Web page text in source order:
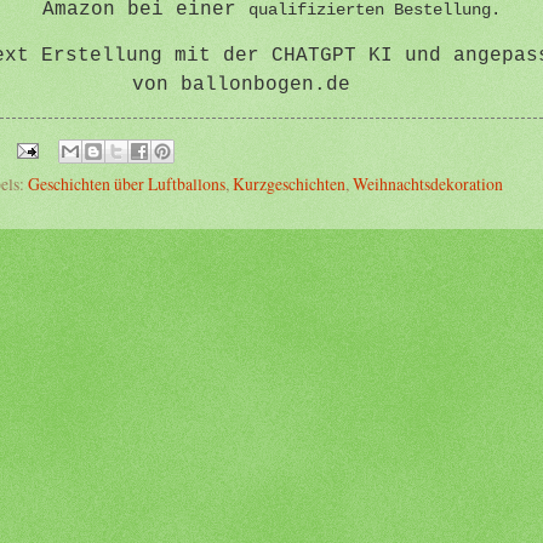
Amazon bei einer qualifizierten Bestellung.
Erstellung mit der CHATGPT KI und
von ballonbogen.de
Geschichten über Luftballons, Kurzgeschichten, Weihnachtsdekoration